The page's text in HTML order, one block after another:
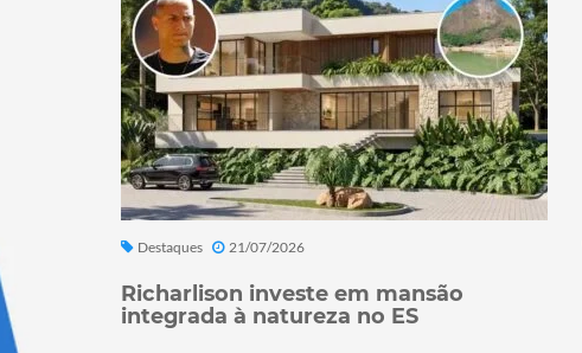
Destaques 21/07/2026
Richarlison investe em mansão
integrada à natureza no ES